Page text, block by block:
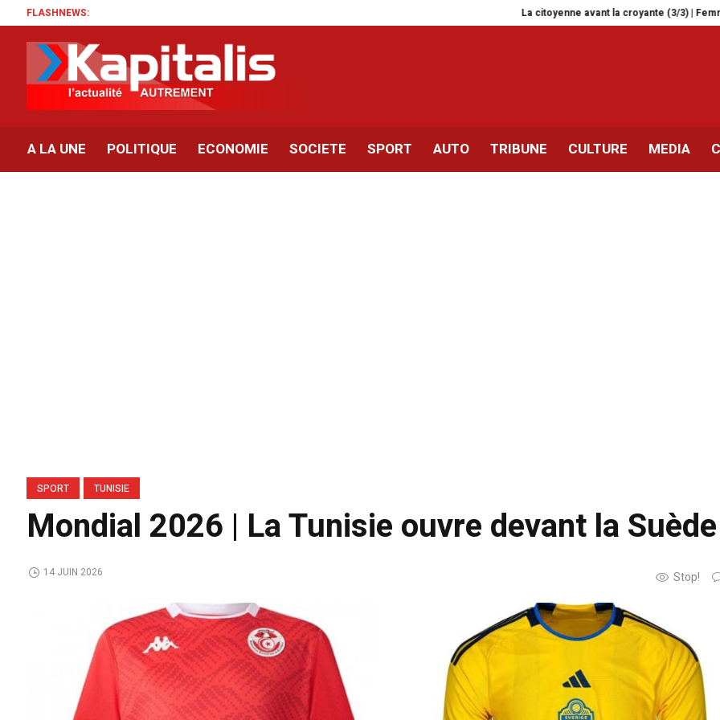
FLASHNEWS: La citoyenne avant la croyante (3/3) | Femmes,
A LA UNE POLITIQUE ECONOMIE SOCIETE SPORT AUTO TRIBUNE CULTURE MEDIA
SPORT TUNISIE
Mondial 2026 | La Tunisie ouvre devant la Suède
Stop!
14 JUIN 2026